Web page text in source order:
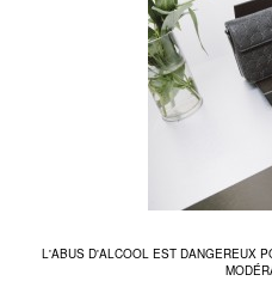
L'ABUS D'ALCOOL EST DANGEREUX